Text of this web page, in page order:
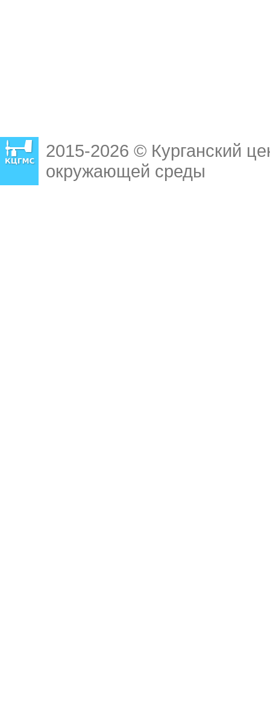
2015-2026 © Курганский
окружающей среды